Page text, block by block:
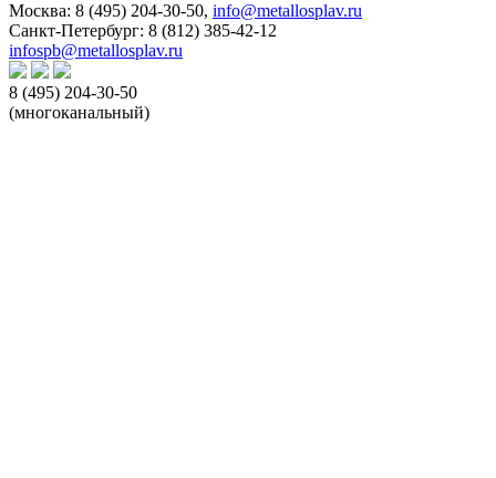
Москва: 8 (495) 204-30-50, info@metallosplav.ru
Санкт-Петербург: 8 (812) 385-42-12
infospb@metallosplav.ru
8 (495) 204-30-50
(многоканальный)